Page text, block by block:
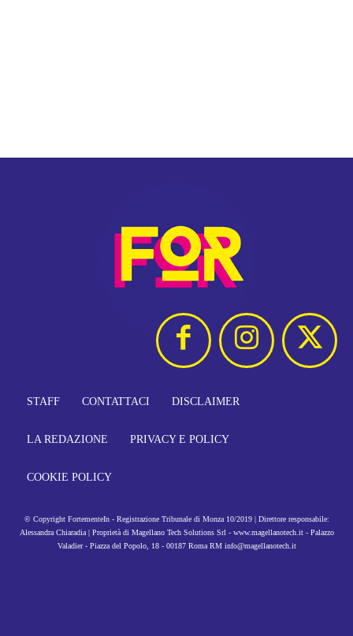
STAFF CONTATTACI DISCLAIMER
LA REDAZIONE PRIVACY E POLICY
COOKIE POLICY
© Copyright FortementeIn - Registrazione Tribunale di Monza 10/2019 | Direttore responsabile:
Alessandra Chiaradia | Proprietà di Magellano Tech Solutions Srl - www.magellanotech.it - Palazzo
Valadier - Piazza del Popolo, 18 - 00187 Roma RM info@magellanotech.it